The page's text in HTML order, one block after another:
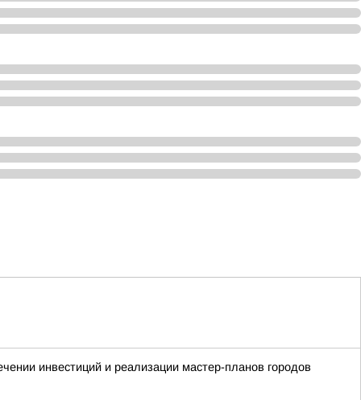
инвестиций и реализации мастер-планов городов